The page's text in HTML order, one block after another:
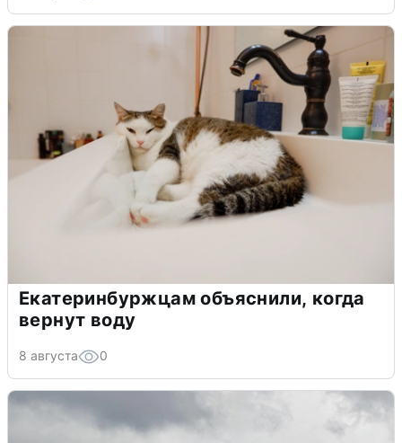
Екатеринбуржцам объяснили, когда
вернут воду
8 августа 0